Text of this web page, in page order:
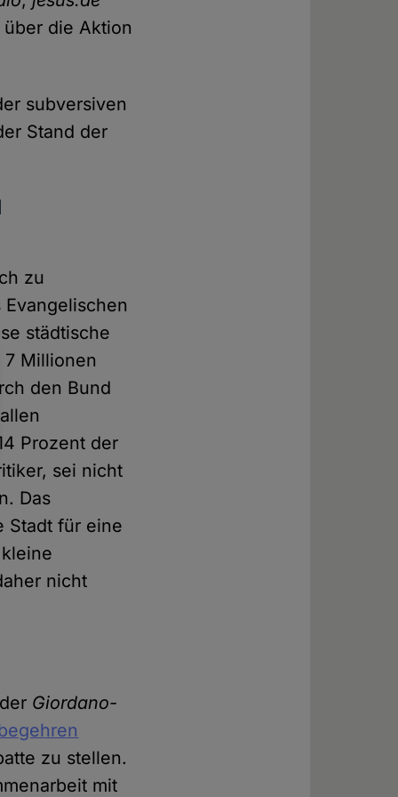
über die Aktion
subversiven
Stand der
zu
städtische
Millionen
den Bund
Prozent der
sei nicht
Das
Stadt für eine
nicht
Giordano-
zu stellen.
mit